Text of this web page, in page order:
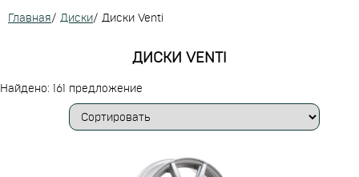
Главная/ Диски/ Диски Venti
ДИСКИ VENTI
Найдено: 161 предложение